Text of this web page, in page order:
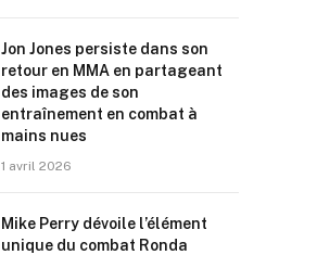
Jon Jones persiste dans son
retour en MMA en partageant
des images de son
entraînement en combat à
mains nues
1 avril 2026
Mike Perry dévoile l’élément
unique du combat Ronda